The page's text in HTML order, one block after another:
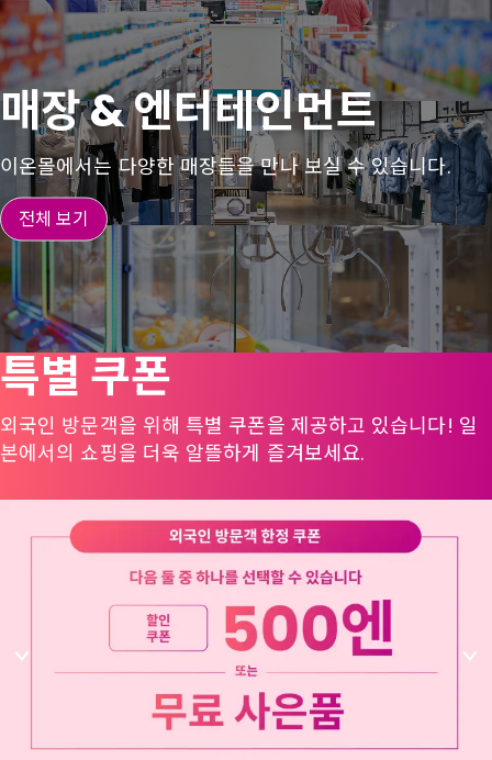
매장 & 엔터테인먼트
이온몰에서는 다양한 매장들을 만나 보실 수 있습니다.
전체 보기
특별 쿠폰
외국인 방문객을 위해 특별 쿠폰을 제공하고 있습니다! 일
본에서의 쇼핑을 더욱 알뜰하게 즐겨보세요.